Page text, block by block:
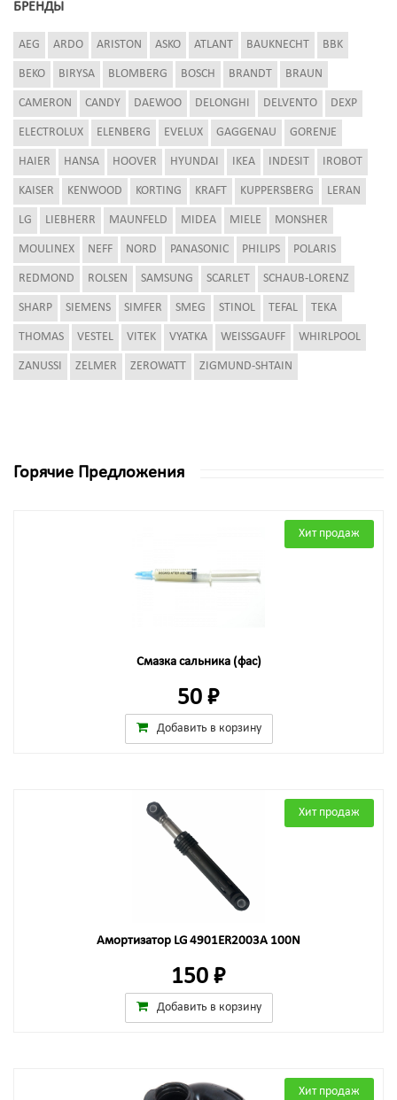
БРЕНДЫ
AEG ARDO ARISTON ASKO ATLANT BAUKNECHT BBK
BEKO BIRYSA BLOMBERG BOSCH BRANDT BRAUN
CAMERON CANDY DAEWOO DELONGHI DELVENTO DEXP
ELECTROLUX ELENBERG EVELUX GAGGENAU GORENJE
HAIER HANSA HOOVER HYUNDAI IKEA INDESIT IROBOT
KAISER KENWOOD KORTING KRAFT KUPPERSBERG LERAN
LG LIEBHERR MAUNFELD MIDEA MIELE MONSHER
MOULINEX NEFF NORD PANASONIC PHILIPS POLARIS
REDMOND ROLSEN SAMSUNG SCARLET SCHAUB-LORENZ
SHARP SIEMENS SIMFER SMEG STINOL TEFAL TEKA
THOMAS VESTEL VITEK VYATKA WEISSGAUFF WHIRLPOOL
ZANUSSI ZELMER ZEROWATT ZIGMUND-SHTAIN
Горячие Предложения
Хит продаж
Смазка сальника (фас)
50 ₽
Добавить в корзину
Хит продаж
Амортизатор LG 4901ER2003A 100N
150 ₽
Добавить в корзину
Хит продаж